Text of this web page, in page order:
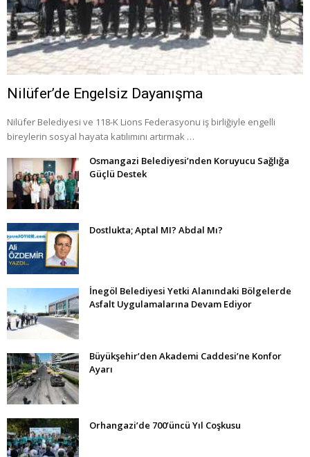
Nilüfer’de Engelsiz Dayanışma
Nilüfer Belediyesi ve 118-K Lions Federasyonu iş birliğiyle engelli
bireylerin sosyal hayata katılımını artırmak …
Osmangazi Belediyesi’nden Koruyucu Sağlığa
Güçlü Destek
Dostlukta; Aptal MI? Abdal Mı?
İnegöl Belediyesi Yetki Alanındaki Bölgelerde
Asfalt Uygulamalarına Devam Ediyor
Büyükşehir’den Akademi Caddesi’ne Konfor
Ayarı
Orhangazi’de 700’üncü Yıl Coşkusu